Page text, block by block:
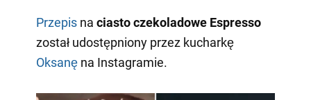
Przepisna ciasto czekoladowe Espresso
został udostępniony przez kucharkę
Oksanęna Instagramie.